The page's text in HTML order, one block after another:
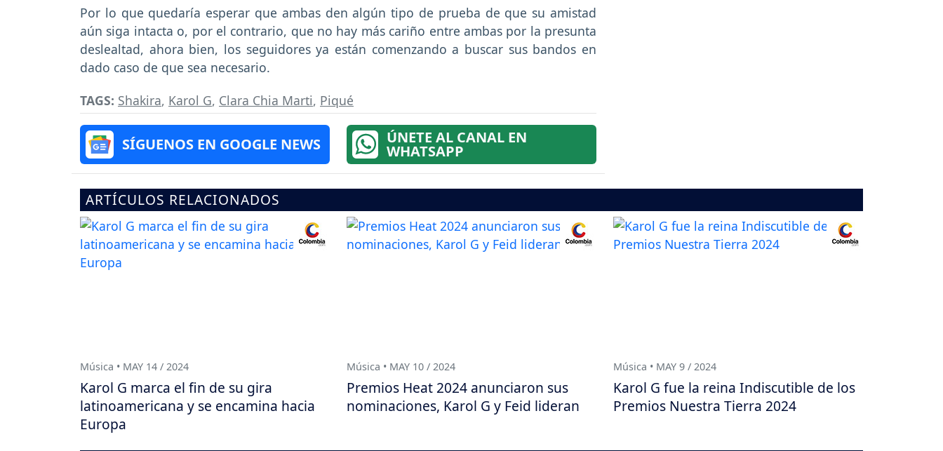
Por lo que quedaría esperar que ambas den algún tipo de prueba de que su amistad
aún siga intacta o, por el contrario, que no hay más cariño entre ambas por la presunta
deslealtad, ahora bien, los seguidores ya están comenzando a buscar sus bandos en
dado caso de que sea necesario.
TAGS: Shakira, Karol G, Clara Chia Marti, Piqué
SÍGUENOS EN GOOGLE NEWS ÚNETE AL CANAL EN
WHATSAPP
ARTÍCULOS RELACIONADOS
Música • MAY 14 / 2024
Karol G marca el fin de su gira
latinoamericana y se encamina hacia
Europa
Música • MAY 10 / 2024
Premios Heat 2024 anunciaron sus
nominaciones, Karol G y Feid lideran
Música • MAY 9 / 2024
Karol G fue la reina Indiscutible de los
Premios Nuestra Tierra 2024